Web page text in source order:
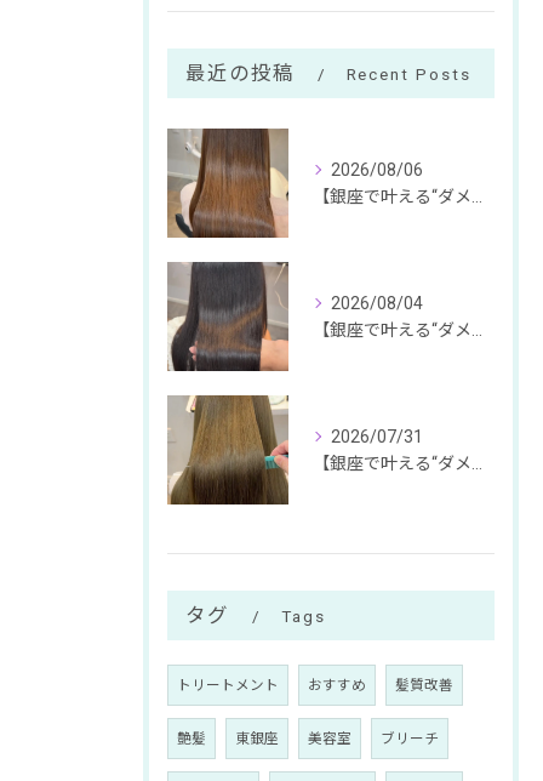
最近の投稿 Recent Posts
2026/08/06
2026/08/04
2026/07/31
タグ Tags
トリートメント おすすめ 髪質改善
艶髪 東銀座 美容室 ブリーチ